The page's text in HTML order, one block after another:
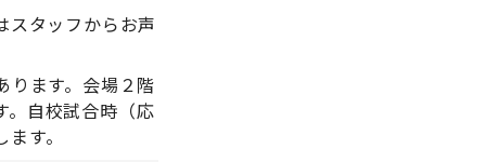
タッフからお声
ます。会場２階
。自校試合時（応
す。